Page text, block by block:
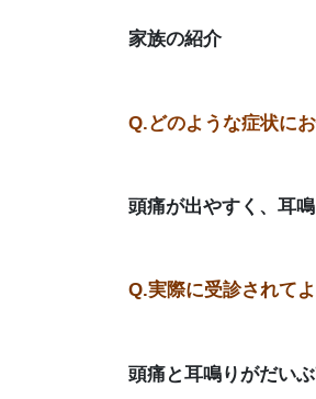
家族の紹介
Q.どのような症状に
頭痛が出やすく、耳
Q.実際に受診されて
頭痛と耳鳴りがだいぶ